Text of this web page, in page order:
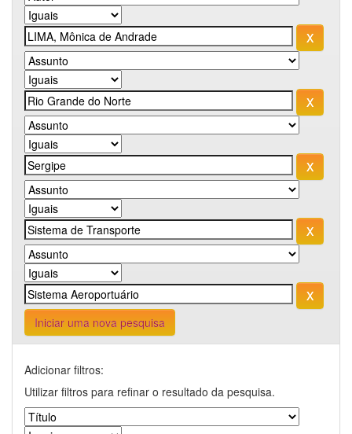
Iniciar uma nova pesquisa
Adicionar filtros:
Utilizar filtros para refinar o resultado da pesquisa.